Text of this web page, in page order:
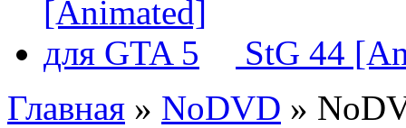
StG 44
Главная » NoDVD »